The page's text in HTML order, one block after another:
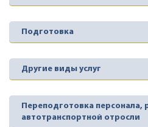
Подготовка
Другие виды услуг
Переподготовка персонала,
автотранспортной отросли